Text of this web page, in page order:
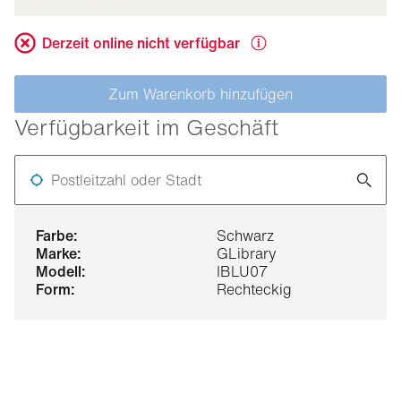
farbe:
Schwarz
marke:
GLibrary
modell:
IBLU07
form:
Rechteckig
Derzeit online nicht verfügbar
Zum Warenkorb hinzufügen
Verfügbarkeit im Geschäft
Postleitzahl oder Stadt